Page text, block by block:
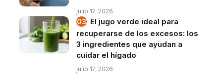
julio 17, 2026
El jugo verde ideal para
recuperarse de los excesos: los
3 ingredientes que ayudan a
cuidar el hígado
julio 17, 2026